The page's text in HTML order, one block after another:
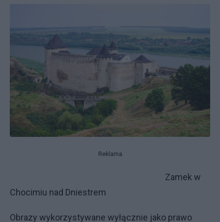
Reklama
Zamek w
Chocimiu nad Dniestrem
Obrazy wykorzystywane wyłącznie jako prawo